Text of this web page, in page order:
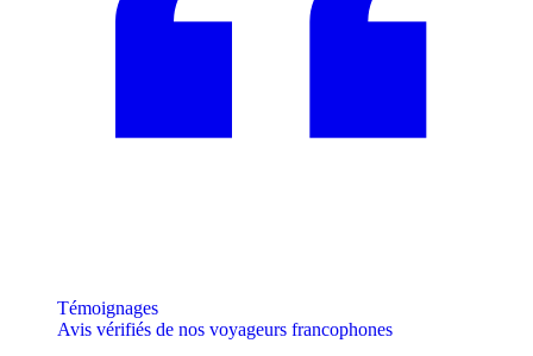
Témoignages
Avis vérifiés de nos voyageurs francophones